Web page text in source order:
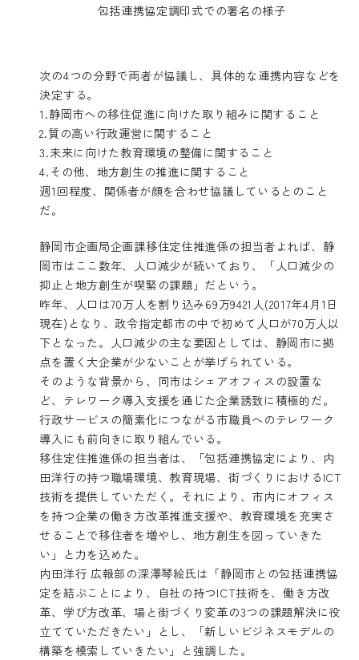
包括連携協定調印式での署名の様子
次の4つの分野で両者が協議し、具体的な連携内容などを
決定する。
1.静岡市への移住促進に向けた取り組みに関すること
2.質の高い行政運営に関すること
3.未来に向けた教育環境の整備に関すること
4.その他、地方創生の推進に関すること
週1回程度、関係者が顔を合わせ協議しているとのこと
だ。
静岡市企画局企画課移住定住推進係の担当者よれば、静
岡市はここ数年、人口減少が続いており、「人口減少の
抑止と地方創生が喫緊の課題」だという。
昨年、人口は70万人を割り込み69万9421人(2017年4月1日
現在)となり、政令指定都市の中で初めて人口が70万人以
下となった。人口減少の主な要因としては、静岡市に拠
点を置く大企業が少ないことが挙げられている。
そのような背景から、同市はシェアオフィスの設置な
ど、テレワーク導入支援を通じた企業誘致に積極的だ。
行政サービスの簡素化につながる市職員へのテレワーク
導入にも前向きに取り組んでいる。
移住定住推進係の担当者は、「包括連携協定により、内
田洋行の持つ職場環境、教育現場、街づくりにおけるICT
技術を提供していただく。それにより、市内にオフィス
を持つ企業の働き方改革推進支援や、教育環境を充実さ
せることで移住者を増やし、地方創生を図っていきた
い」と力を込めた。
内田洋行 広報部の深澤琴絵氏は「静岡市との包括連携協
定を結ぶことにより、自社の持つICT技術を、働き方改
革、学び方改革、場と街づくり変革の3つの課題解決に役
立てていただきたい」とし、「新しいビジネスモデルの
構築を模索していきたい」と強調した。